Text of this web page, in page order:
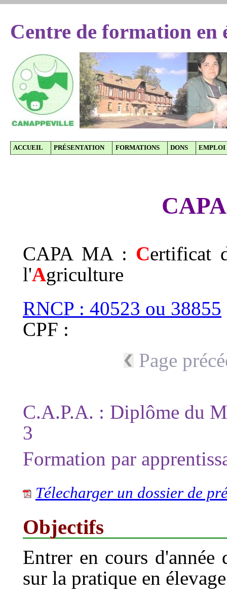
Centre de formation en
ACCUEIL PRÉSENTATION FORMATIONS DONS EMPLOI
CAPA MA : Certificat
l'Agriculture
RNCP : 40523 ou 38855
CPF :
Page
C.A.P.A. : Diplôme du
3
Formation par
Télecharger un dossier de
Objectifs
Entrer en cours d'année
sur la pratique en